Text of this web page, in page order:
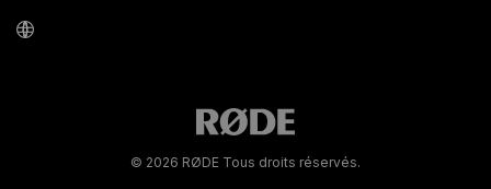
© 2026 RØDE Tous droits réservés.